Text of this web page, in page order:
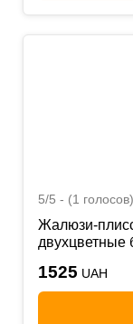
5/5 - (1 голосов)
Жалюзи-
двухцветные
1525 UAH